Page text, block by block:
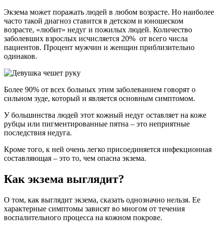
Экзема может поражать людей в любом возрасте. Но наиболее
часто такой диагноз ставится в детском и юношеском
возрасте, «любит» недуг и пожилых людей. Количество
заболевших взрослых исчисляется 20% от всего числа
пациентов. Процент мужчин и женщин приблизительно
одинаков.
Более 90% от всех больных этим заболеванием говорят о
сильном зуде, который и является основным симптомом.
У большинства людей этот кожный недуг оставляет на коже
рубцы или пигментированные пятна – это неприятные
последствия недуга.
Кроме того, к ней очень легко присоединяется инфекционная
составляющая – это то, чем опасна экзема.
Как экзема выглядит?
О том, как выглядит экзема, сказать однозначно нельзя. Ее
характерные симптомы зависят во многом от течения
воспалительного процесса на кожном покрове.